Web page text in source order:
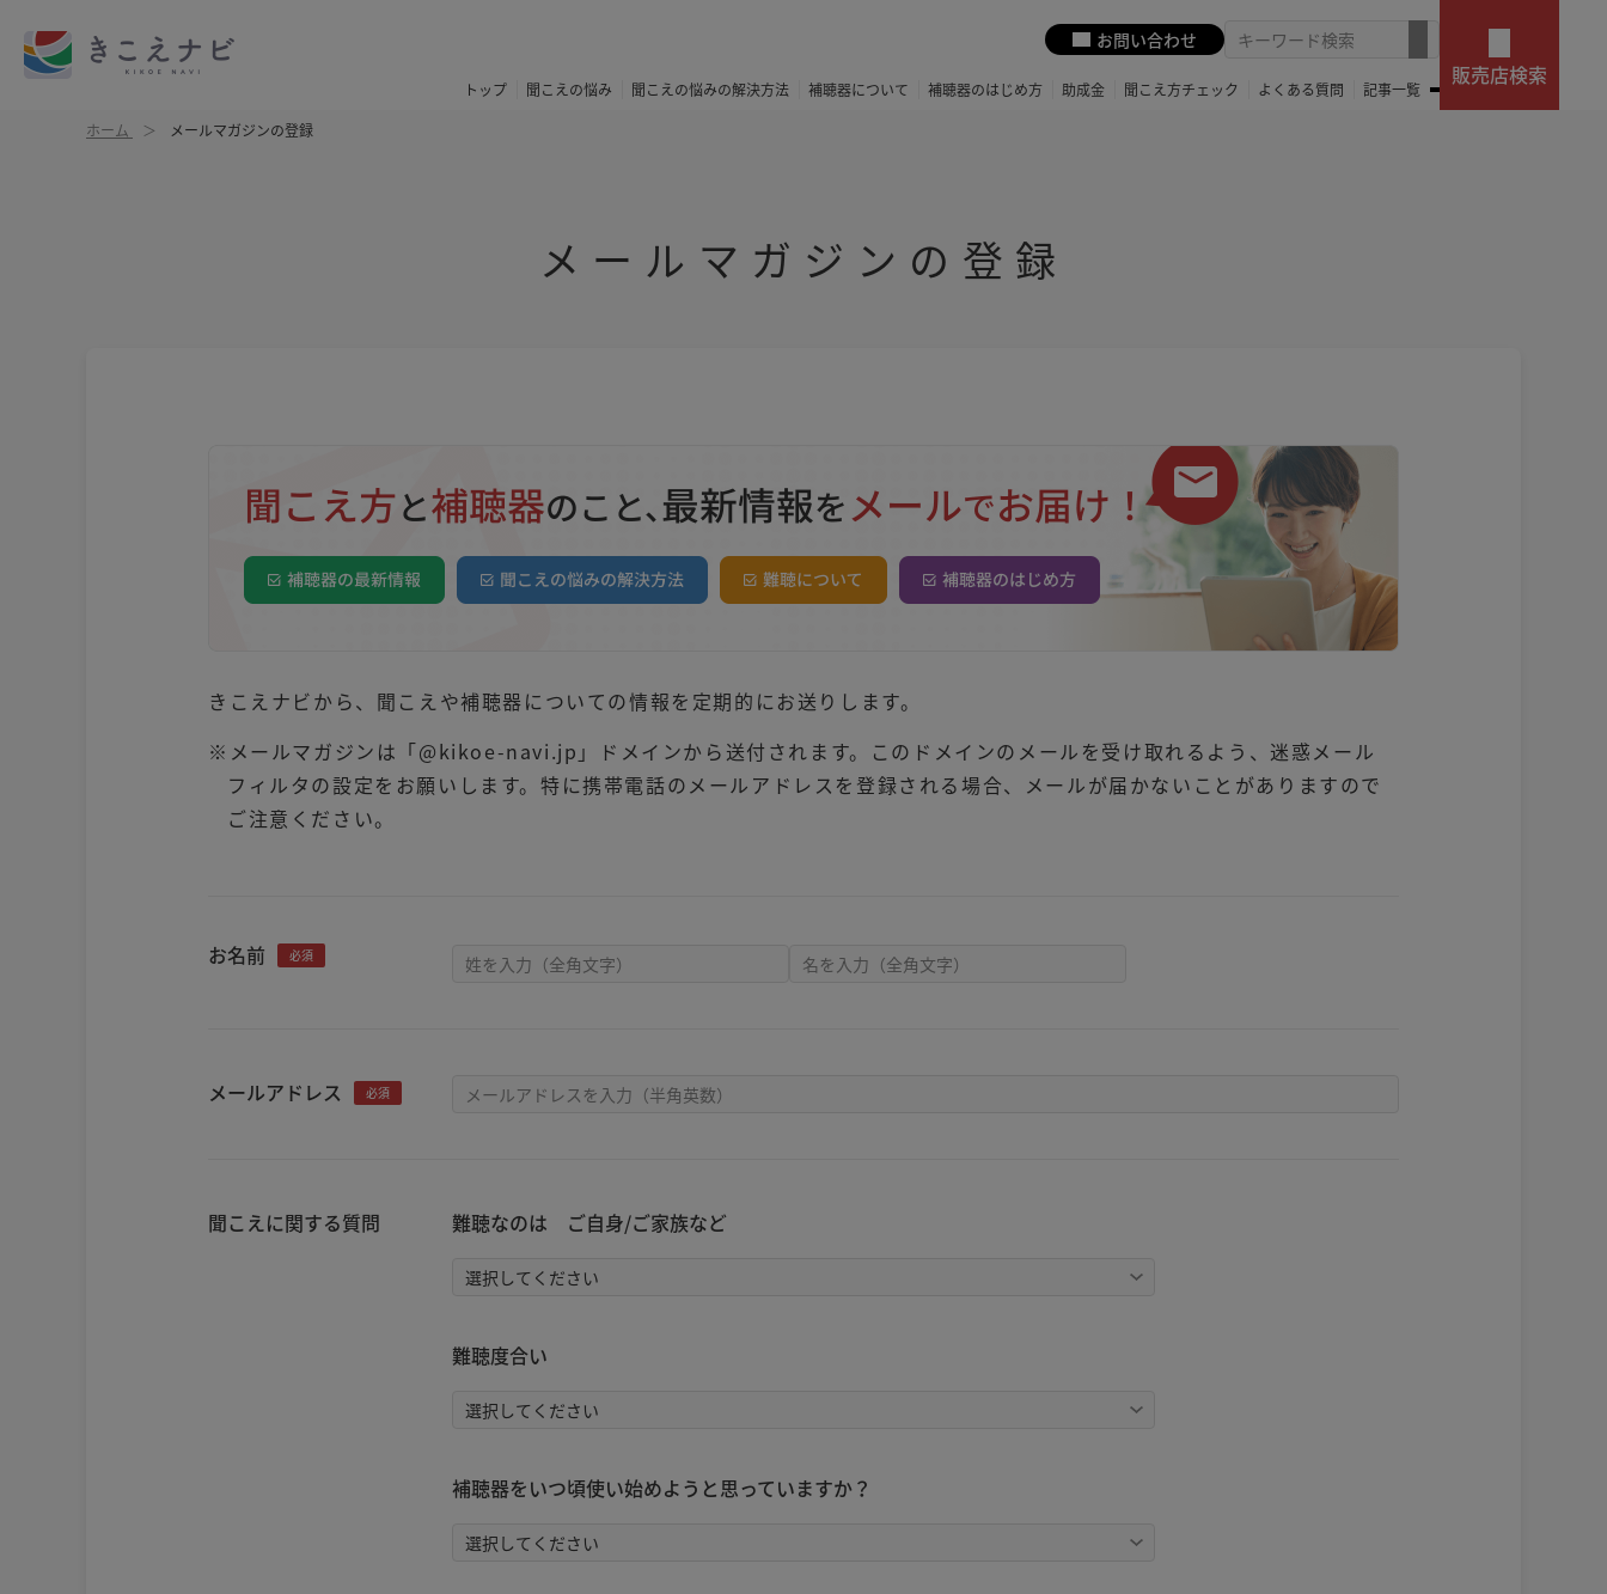
お問い合わせ
トップ 聞こえの悩み 聞こえの悩みの解決方法 補聴器について 補聴器のはじめ方 助成金 聞こえ方チェック よくある質問 記事一覧
販売店検索
ホーム メールマガジンの登録
メールマガジンの登録
きこえナビから、聞こえや補聴器についての情報を定期的にお送りします。
※メールマガジンは「@kikoe-navi.jp」ドメインから送付されます。このドメインのメールを受け取れるよう、迷惑メール
フィルタの設定をお願いします。特に携帯電話のメールアドレスを登録される場合、メールが届かないことがありますので
ご注意ください。
お名前 必須
メールアドレス 必須
聞こえに関する質問 難聴なのは ご自身/ご家族など
難聴度合い
補聴器をいつ頃使い始めようと思っていますか？